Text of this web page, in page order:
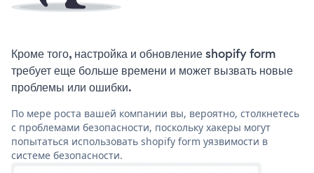
Кроме того, настройка и обновление shopify form
требует еще больше времени и может вызвать новые
проблемы или ошибки.
По мере роста вашей компании вы, вероятно, столкнетесь
с проблемами безопасности, поскольку хакеры могут
попытаться использовать shopify form уязвимости в
системе безопасности.